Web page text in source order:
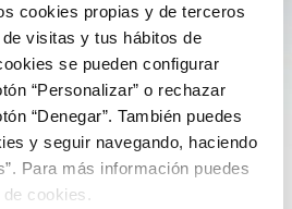
cookies propias y de terceros
visitas y tus hábitos de
se pueden configurar
“Personalizar” o rechazar
“Denegar”. También puedes
y seguir navegando, haciendo
Para más información puedes
cookies.
xerais de Reganosa foron o
do último consello de
E-Hub, a sociedade propietaria
participada por Enagás (75
A cita coincidiu co segundo